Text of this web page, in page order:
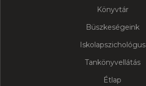
Könyvtár
Büszkeségeink
Iskolapszichológus
Tankönyvellátás
Étlap